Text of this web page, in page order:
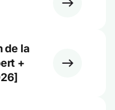
de la
+